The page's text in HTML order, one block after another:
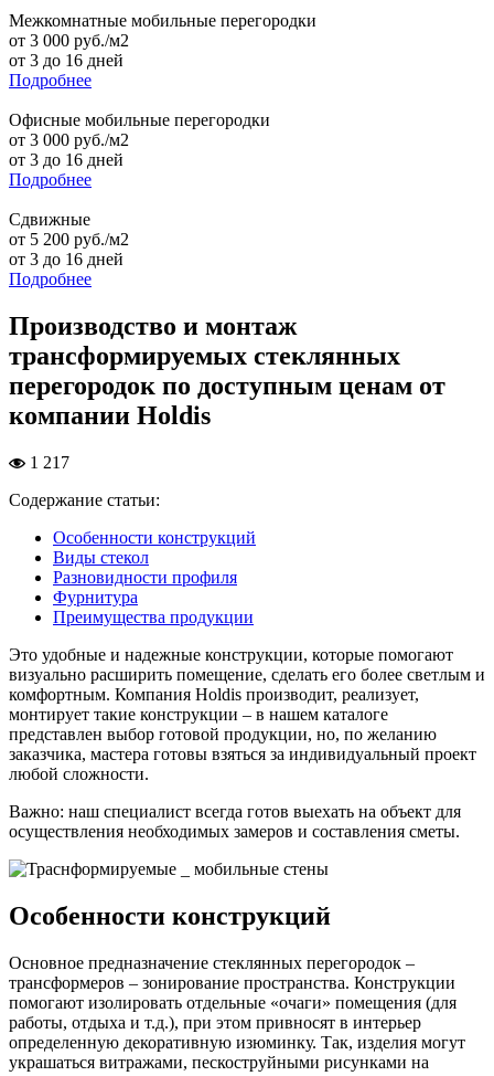
Межкомнатные мобильные перегородки
от 3 000 руб./м2
от 3 до 16 дней
Подробнее
Офисные мобильные перегородки
от 3 000 руб./м2
от 3 до 16 дней
Подробнее
Сдвижные
от 5 200 руб./м2
от 3 до 16 дней
Подробнее
Производство и монтаж
трансформируемых стеклянных
перегородок по доступным ценам от
компании Holdis
1 217
Содержание статьи:
Особенности конструкций
Виды стекол
Разновидности профиля
Фурнитура
Преимущества продукции
Это удобные и надежные конструкции, которые помогают
визуально расширить помещение, сделать его более светлым и
комфортным. Компания Holdis производит, реализует,
монтирует такие конструкции – в нашем каталоге
представлен выбор готовой продукции, но, по желанию
заказчика, мастера готовы взяться за индивидуальный проект
любой сложности.
Важно: наш специалист всегда готов выехать на объект для
осуществления необходимых замеров и составления сметы.
Особенности конструкций
Основное предназначение стеклянных перегородок –
трансформеров – зонирование пространства. Конструкции
помогают изолировать отдельные «очаги» помещения (для
работы, отдыха и т.д.), при этом привносят в интерьер
определенную декоративную изюминку. Так, изделия могут
украшаться витражами, пескоструйными рисунками на